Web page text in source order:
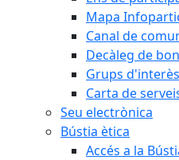
Mapa
Canal de
Decàleg de
Grups d'interès
Carta de
Seu electrònica
Bústia ètica
Accés a la